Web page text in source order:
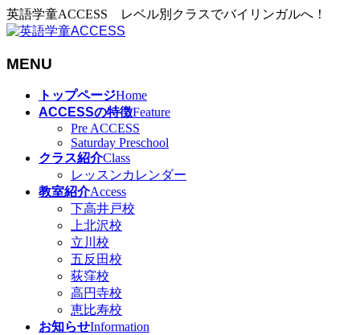
英語学童ACCESS レベル別クラスでバイリンガルへ！
MENU
トップページHome
ACCESSの特徴Feature
Pre ACCESS
Saturday Preschool
クラス紹介Class
レッスンカレンダー
教室紹介Access
下高井戸校
上北沢校
立川校
五反田校
荻窪校
高円寺校
恵比寿校
お知らせInformation